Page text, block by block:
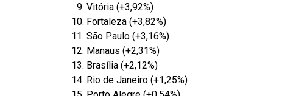
Vitória (+3,92%)
Fortaleza (+3,82%)
São Paulo (+3,16%)
Manaus (+2,31%)
Brasília (+2,12%)
Rio de Janeiro (+1,25%)